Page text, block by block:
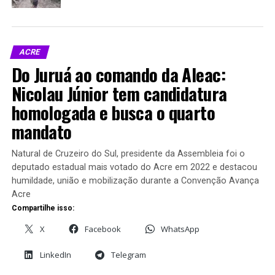
fronteira com o Acre
TV Acre exibe reportagem
sobre a estrada Acre-Peru e
impactos e benefícios do
projeto
Em "MEIO AMBIENTE"
PERU
ROBERTO SÁNCHEZ
ACRE
Do Juruá ao comando da Aleac:
Nicolau Júnior tem candidatura
homologada e busca o quarto
mandato
Natural de Cruzeiro do Sul, presidente da Assembleia foi o
deputado estadual mais votado do Acre em 2022 e destacou
humildade, união e mobilização durante a Convenção Avança
Acre
Compartilhe isso:
X Facebook WhatsApp
LinkedIn Telegram